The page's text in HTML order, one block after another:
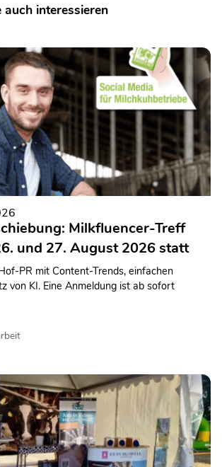
auch interessieren
Milkfluencer-Treff
und 27. August 2026 statt
PR mit Content-Trends, einfachen
von KI. Eine Anmeldung ist ab sofort